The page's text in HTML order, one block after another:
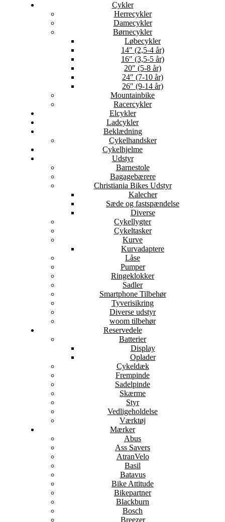
Cykler
Herrecykler
Damecykler
Børnecykler
Løbecykler
14″ (2,5-4 år)
16″ (3,5-5 år)
20″ (5-8 år)
24″ (7-10 år)
26″ (9-14 år)
Mountainbike
Racercykler
Elcykler
Ladcykler
Beklædning
Cykelhandsker
Cykelhjelme
Udstyr
Barnestole
Bagagebærere
Christiania Bikes Udstyr
Kalecher
Sæde og fastspændelse
Diverse
Cykellygter
Cykeltasker
Kurve
Kurvadaptere
Låse
Pumper
Ringeklokker
Sadler
Smartphone Tilbehør
Tyverisikring
Diverse udstyr
woom tilbehør
Reservedele
Batterier
Display
Oplader
Cykeldæk
Frempinde
Sadelpinde
Skærme
Styr
Vedligeholdelse
Værktøj
Mærker
Abus
Ass Savers
AtranVelo
Basil
Batavus
Bike Attitude
Bikepartner
Blackburn
Bosch
Breezer